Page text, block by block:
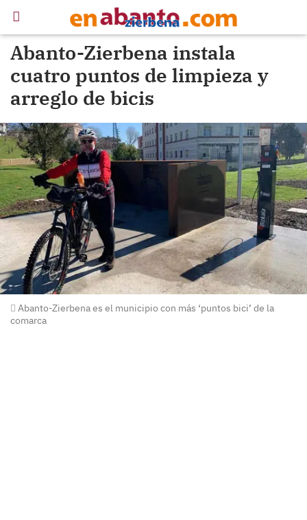
Abanto-Zierbena instala
cuatro puntos de limpieza y
arreglo de bicis
Abanto-Zierbena es el municipio con más ‘puntos bici’ de la
comarca